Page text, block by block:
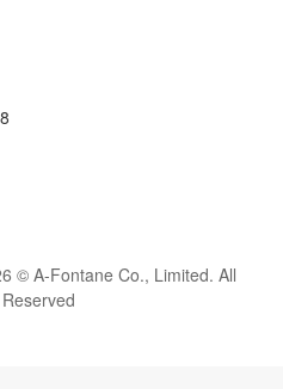
© A-Fontane Co., Limited. All